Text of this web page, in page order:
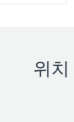
위치